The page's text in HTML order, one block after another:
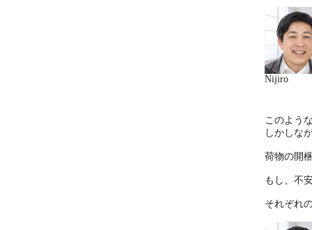
Nijiro
このよう
しかしな
荷物の開
もし、不
それぞれ